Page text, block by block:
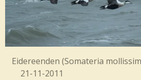
Eidereenden (Somateria
21-11-